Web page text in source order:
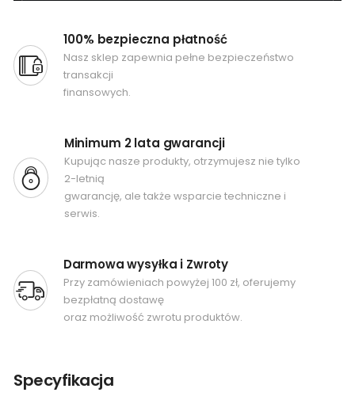
100% bezpieczna płatność
Nasz sklep zapewnia pełne bezpieczeństwo
transakcji
finansowych.
Minimum 2 lata gwarancji
Kupując nasze produkty, otrzymujesz nie tylko
2-letnią
gwarancję, ale także wsparcie techniczne i
serwis.
Darmowa wysyłka i Zwroty
Przy zamówieniach powyżej 100 zł, oferujemy
bezpłatną dostawę
oraz możliwość zwrotu produktów.
Specyfikacja